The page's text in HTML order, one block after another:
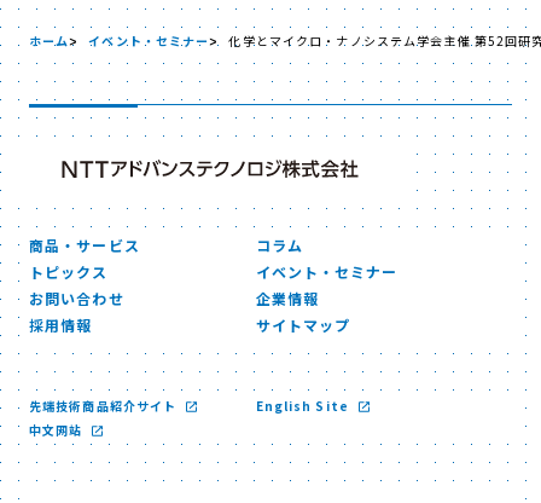
ホーム イベント・セミナー 化学とマイクロ・ナノシステム学会主催 第52回研
商品・サービス
コラム
トピックス
イベント・セミナー
お問い合わせ
企業情報
採用情報
サイトマップ
先端技術商品紹介サイト
English Site
中文网站